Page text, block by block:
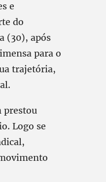
e
do
(30), após
para o
trajetória,
prestou
Logo se